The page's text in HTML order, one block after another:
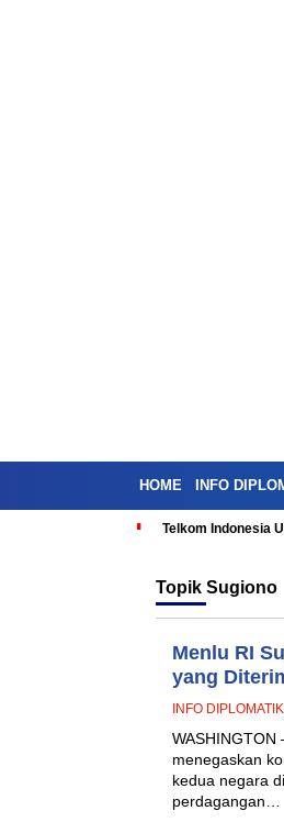
HOME INFO
Telkom Indonesia
Topik Sugiono
Menlu RI
yang
INFO DIPLOMATIK
WASHINGTON
menegaskan
kedua negara
perdagangan…